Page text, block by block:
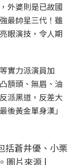
外婆則是已故國
最帥星三代！雖
眼演技，令人期
實力派演員加
額頭、無眉、油
派黑道，反差大
後黃金單身漢」